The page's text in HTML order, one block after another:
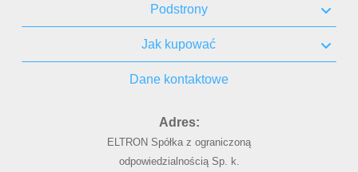
Podstrony
Jak kupować
Dane kontaktowe
Adres:
ELTRON Spółka z ograniczoną
odpowiedzialnością Sp. k.